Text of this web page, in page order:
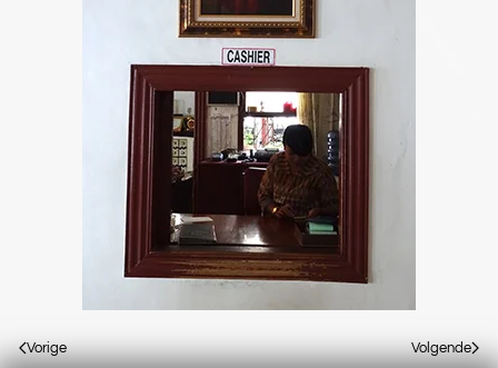
Vorige Volgende